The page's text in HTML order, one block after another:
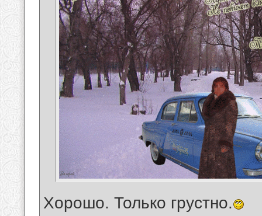
Хорошо. Только грустно.